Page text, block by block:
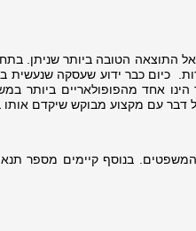
התוצאה הטובה ביותר שניתן.
כיום כבר ידוע שעסקה שנעשית
אחד מהפופולאריים ביותר
דבר עם מקצוע מבוקש שיקדם אותו
בנוסף קיימים מספר